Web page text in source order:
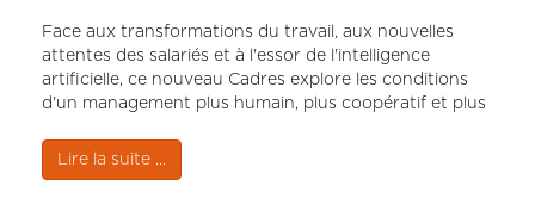
Face aux transformations du travail, aux nouvelles
attentes des salariés et à l'essor de l'intelligence
artificielle, ce nouveau Cadres explore les conditions
d'un management plus humain, plus coopératif et plus
Lire la suite ...